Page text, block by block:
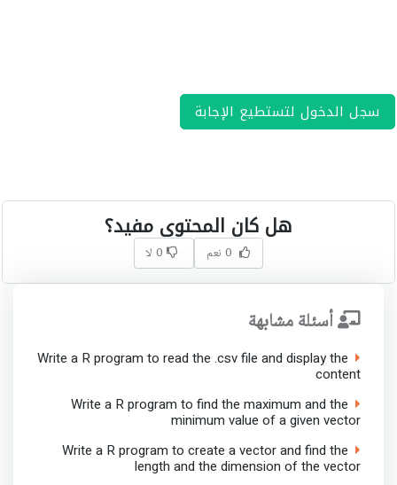
سجل الدخول لتستطيع الإجابة
هل كان المحتوى مفيد؟
0 نعم 0 لا
أسئلة مشابهة
Write a R program to read the .csv file and display the
content
Write a R program to find the maximum and the
minimum value of a given vector
Write a R program to create a vector and find the
length and the dimension of the vector